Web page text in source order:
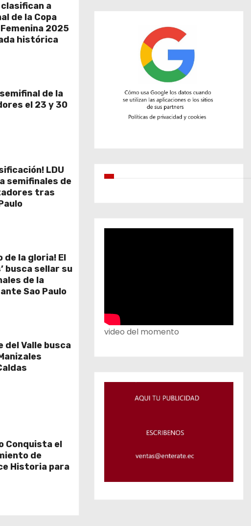
clasifican a
de la Copa
2025
histórica
de la
el 23 y 30
LDU
semifinales de
tras
de la gloria! El
busca sellar su
de la
Sao Paulo
del Valle busca
Conquista el
de
Historia para
video del momento